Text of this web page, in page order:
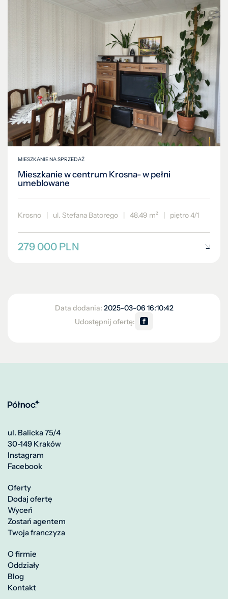
MIESZKANIE NA SPRZEDAŻ
Mieszkanie w centrum Krosna- w pełni
umeblowane
Krosno | ul. Stefana Batorego | 48.49 m² | piętro 4/1
279 000 PLN
Data dodania: 2025-03-06 16:10:42
Udostępnij ofertę:
ul. Balicka 75/4
30-149 Kraków
Instagram
Facebook
Oferty
Dodaj ofertę
Wyceń
Zostań agentem
Twoja franczyza
O firmie
Oddziały
Blog
Kontakt